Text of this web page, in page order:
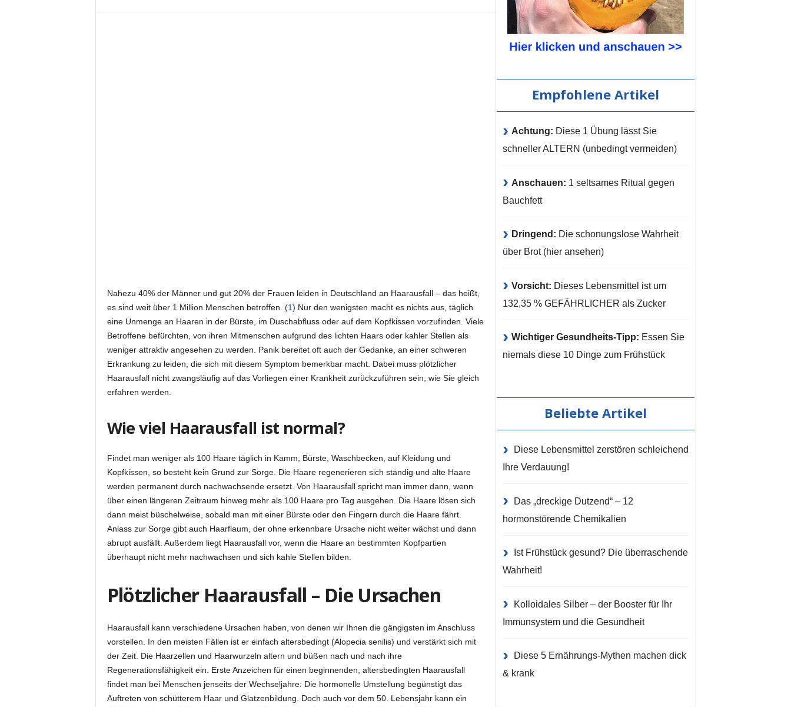
Nahezu 40% der Männer und gut 20% der Frauen leiden in Deutschland an Haarausfall – das heißt,
es sind weit über 1 Million Menschen betroffen. (1) Nur den wenigsten macht es nichts aus, täglich
eine Unmenge an Haaren in der Bürste, im Duschabfluss oder auf dem Kopfkissen vorzufinden. Viele
Betroffene befürchten, von ihren Mitmenschen aufgrund des lichten Haars oder kahler Stellen als
weniger attraktiv angesehen zu werden. Panik bereitet oft auch der Gedanke, an einer schweren
Erkrankung zu leiden, die sich mit diesem Symptom bemerkbar macht. Dabei muss plötzlicher
Haarausfall nicht zwangsläufig auf das Vorliegen einer Krankheit zurückzuführen sein, wie Sie gleich
erfahren werden.
Wie viel Haarausfall ist normal?
Findet man weniger als 100 Haare täglich in Kamm, Bürste, Waschbecken, auf Kleidung und
Kopfkissen, so besteht kein Grund zur Sorge. Die Haare regenerieren sich ständig und alte Haare
werden permanent durch nachwachsende ersetzt. Von Haarausfall spricht man immer dann, wenn
über einen längeren Zeitraum hinweg mehr als 100 Haare pro Tag ausgehen. Die Haare lösen sich
dann meist büschelweise, sobald man mit einer Bürste oder den Fingern durch die Haare fährt.
Anlass zur Sorge gibt auch Haarflaum, der ohne erkennbare Ursache nicht weiter wächst und dann
abrupt ausfällt. Außerdem liegt Haarausfall vor, wenn die Haare an bestimmten Kopfpartien
überhaupt nicht mehr nachwachsen und sich kahle Stellen bilden.
Plötzlicher Haarausfall – Die Ursachen
Haarausfall kann verschiedene Ursachen haben, von denen wir Ihnen die gängigsten im Anschluss
vorstellen. In den meisten Fällen ist er einfach altersbedingt (Alopecia senilis) und verstärkt sich mit
der Zeit. Die Haarzellen und Haarwurzeln altern und büßen nach und nach ihre
Regenerationsfähigkeit ein. Erste Anzeichen für einen beginnenden, altersbedingten Haarausfall
findet man bei Menschen jenseits der Wechseljahre: Die hormonelle Umstellung begünstigt das
Auftreten von schütterem Haar und Glatzenbildung. Doch auch vor dem 50. Lebensjahr kann ein
Empfohlene Artikel
Achtung: Diese 1 Übung lässt Sie
schneller ALTERN (unbedingt vermeiden)
Anschauen: 1 seltsames Ritual gegen
Bauchfett
Dringend: Die schonungslose Wahrheit
über Brot (hier ansehen)
Vorsicht: Dieses Lebensmittel ist um
132,35 % GEFÄHRLICHER als Zucker
Wichtiger Gesundheits-Tipp: Essen Sie
niemals diese 10 Dinge zum Frühstück
Beliebte Artikel
Diese Lebensmittel zerstören schleichend
Ihre Verdauung!
Das „dreckige Dutzend“ – 12
hormonstörende Chemikalien
Ist Frühstück gesund? Die überraschende
Wahrheit!
Kolloidales Silber – der Booster für Ihr
Immunsystem und die Gesundheit
Diese 5 Ernährungs-Mythen machen dick
& krank